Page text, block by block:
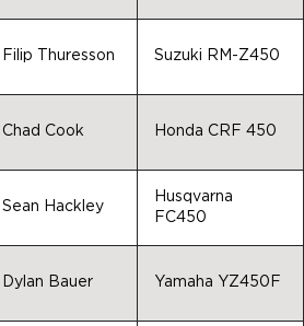
Filip Thuresson Suzuki RM-Z450
Chad Cook Honda CRF 450
Sean Hackley
Husqvarna
FC450
Dylan Bauer Yamaha YZ450F